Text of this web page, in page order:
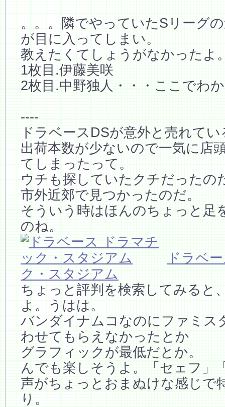
。。。隣でやっていたSリーグ
が目に入ってしまい。
教えたくてしょうがなかったよ
1枚目.伊藤美咲
2枚目.中野独人・・・ここでわ
----
ドラベースDSが意外と売れて
出荷本数が少ないので一気に店
てしまったって。
ウチも探していたクチだったの
市外近郊で見つかったのだ。
そういう時はほんのちょっと足
のね。
ドラベ
ク・スタジアム
ちょっと評判を検索してみると
よ。うはは。
バンダイナムコなのにファミス
わせてもらえなかったとか
グラフィックが最低だとか。
んでも楽しそうよ。「セェフ」
声がちょっとおまぬけな感じで
り。